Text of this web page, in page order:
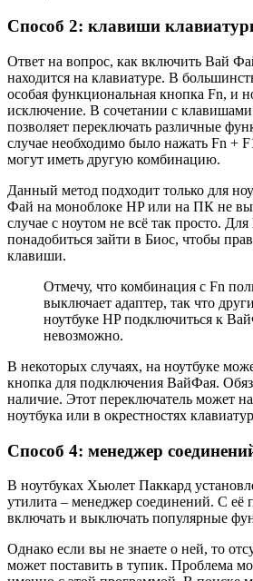
Способ 2: клавиши
Ответ на вопрос, как включить Вай
находится на клавиатуре. В
особая функциональная кнопка Fn, и
исключение. В сочетании с клавишами
позволяет переключать различные
случае необходимо было нажать Fn +
могут иметь другую комбинацию.
Данный метод подходит только для
Фай на моноблоке HP или на ПК не
случае с ноутом не всё так просто.
понадобиться зайти в Биос, чтобы
клавиши.
Отмечу, что комбинация с Fn
выключает адаптер, так что
ноутбуке HP подключиться к
невозможно.
В некоторых случаях, на ноутбуке
кнопка для подключения ВайФая.
наличие. Этот переключатель может
ноутбука или в окрестностях
Способ 4: менеджер
В ноутбуках Хьюлет Паккард
утилита – менеджер соединений. С
включать и выключать популярные
Однако если вы не знаете о ней, то
может поставить в тупик. Проблема